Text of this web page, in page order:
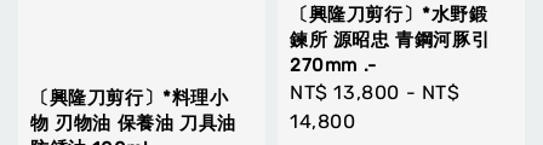
〔興隆刀剪行〕*料理小
物 刃物油 保養油 刀具油
〔興隆刀剪行〕*水野鍛
鍊所 源昭忠 青鋼河豚引
270mm .-
Regular
price
NT$ 13,800 - NT$
14,800